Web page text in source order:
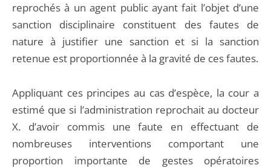
reprochés à un agent public ayant fait l’objet d’une
sanction disciplinaire constituent des fautes de
nature à justifier une sanction et si la sanction
retenue est proportionnée à la gravité de ces fautes.
Appliquant ces principes au cas d’espèce, la cour a
estimé que si l’administration reprochait au docteur
X. d’avoir commis une faute en effectuant de
nombreuses interventions comportant une
proportion importante de gestes opératoires